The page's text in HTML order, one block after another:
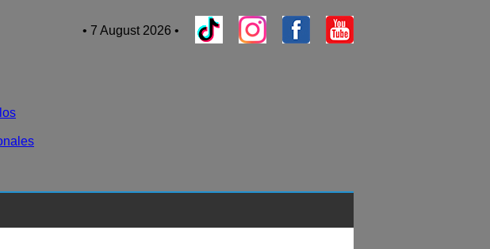
• 7 August 2026 •